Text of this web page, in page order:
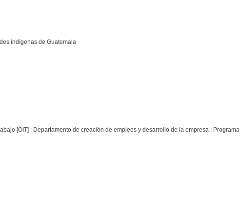
indígenas de Guatemala
[OIT] : Departamento de creación de empleos y desarrollo de la empresa :